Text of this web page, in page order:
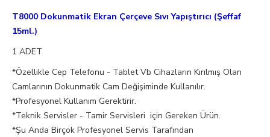
T8000 Dokunmatik Ekran Çerçeve Sıvı Yapıştırıcı (Şeffaf
15ml.)
1 ADET
*Özellikle Cep Telefonu - Tablet Vb Cihazların Kırılmış Olan
Camlarının Dokunmatik Cam Değişiminde Kullanılır.
*Profesyonel Kullanım Gerektirir.
*Teknik Servisler - Tamir Servisleri için Gereken Ürün.
*Şu Anda Birçok Profesyonel Servis Tarafından